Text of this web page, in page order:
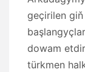
geçirilen
dowam
türkmen